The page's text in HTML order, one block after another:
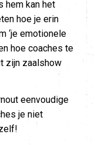
hem kan het
hoe je erin
‘je emotionele
hoe coaches te
zijn zaalshow
eenvoudige
je niet